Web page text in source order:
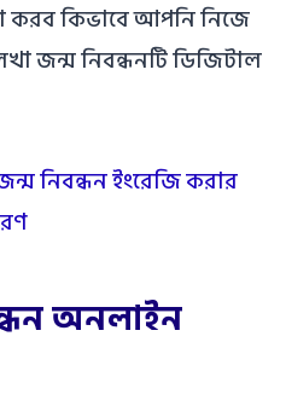
কিভাবে আপনি নিজে
জন্ম নিবন্ধনটি ডিজিটাল
নিবন্ধন ইংরেজি করার
অনলাইন